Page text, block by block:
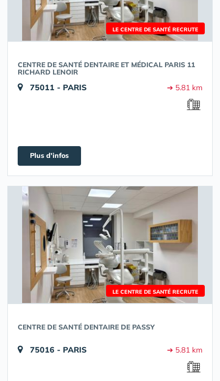
LE CENTRE DE SANTÉ RECRUTE
CENTRE DE SANTÉ DENTAIRE ET MÉDICAL PARIS 11
RICHARD LENOIR
75011 - PARIS ➔ 5.81 km
Plus d'infos
LE CENTRE DE SANTÉ RECRUTE
CENTRE DE SANTÉ DENTAIRE DE PASSY
75016 - PARIS ➔ 5.81 km